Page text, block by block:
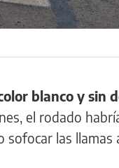
blanco y sin
el rodado
las llamas